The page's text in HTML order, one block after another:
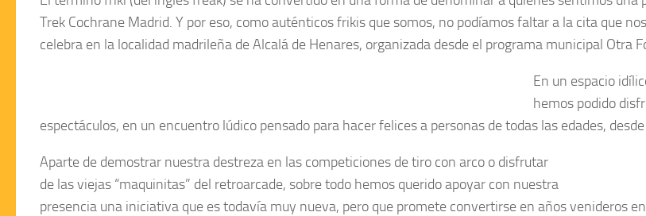
Trek Cochrane Madrid. Y por eso, como auténticos frikis que somos, no podíamos faltar a la cita que
celebra en la localidad madrileña deAlcalá de Henares, organizada desde el programa municipal Otra
En un espacio
hemos podido
espectáculos, en un encuentro lúdico pensado para hacer felices a personas de todas las edades,
Aparte de demostrar nuestra destreza en las competiciones de tiro con arco o disfrutar
de las viejas “maquinitas” del retroarcade, sobre todo hemos querido apoyar con nuestra
presencia una iniciativa que es todavía muy nueva, pero que promete convertirse en años venideros